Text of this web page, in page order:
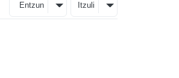
Entzun Itzuli